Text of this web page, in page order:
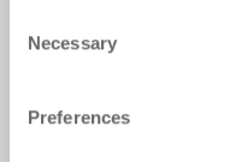
the Privacy trigger icon.
Find out more about
and set your preferences
Selection
Necessary
Preferences
Verena Hubertz
-08.07.2026